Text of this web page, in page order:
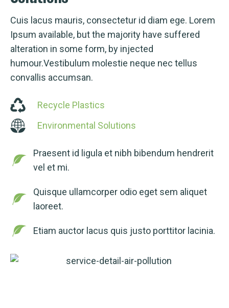
Cuis lacus mauris, consectetur id diam ege. Lorem
Ipsum available, but the majority have suffered
alteration in some form, by injected
humour.Vestibulum molestie neque nec tellus
convallis accumsan.
Recycle Plastics
Environmental Solutions
Praesent id ligula et nibh bibendum hendrerit
vel et mi.
Quisque ullamcorper odio eget sem aliquet
laoreet.
Etiam auctor lacus quis justo porttitor lacinia.